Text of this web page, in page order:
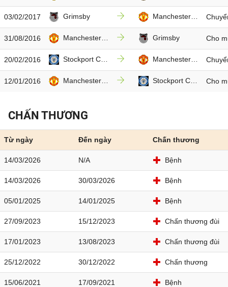
03/02/2017 Grimsby Manchester Utd
31/08/2016 Manchester Utd Grimsby Cho
20/02/2016 Stockport County Manchester Utd
12/01/2016 Manchester Utd Stockport County Cho
CHẤN THƯƠNG
Từ ngày Đến ngày Chấn thương
14/03/2026 N/A Bệnh
14/03/2026 30/03/2026 Bệnh
05/01/2025 14/01/2025 Bệnh
27/09/2023 15/12/2023 Chấn thương đùi
17/01/2023 13/08/2023 Chấn thương đùi
25/12/2022 30/12/2022 Chấn thương
15/06/2021 17/09/2021 Bệnh